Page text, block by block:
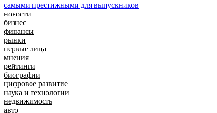
новости
бизнес
финансы
рынки
первые лица
мнения
рейтинги
биографии
цифровое развитие
наука и технологии
недвижимость
авто